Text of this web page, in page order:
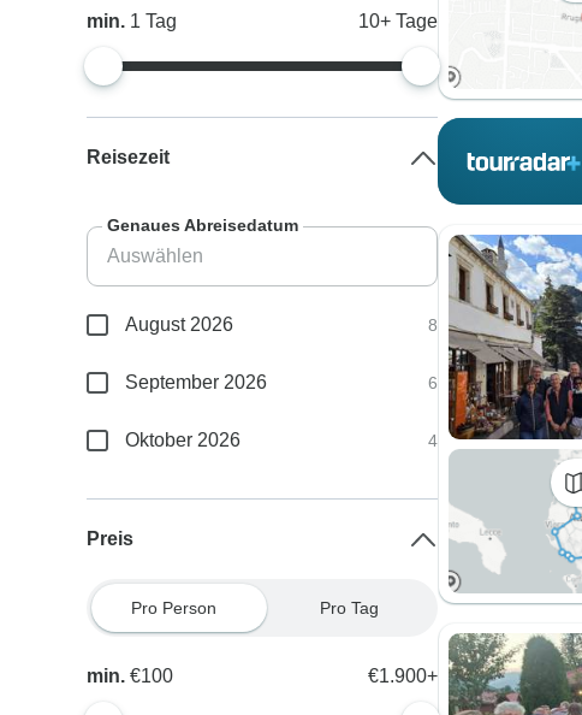
min. 1Tag 10+ Tage
Reisezeit
Genaues Abreisedatum
August 2026 8
September 2026 6
Oktober 2026 4
Preis
Pro Person Pro Tag
min.€100 €1.900+